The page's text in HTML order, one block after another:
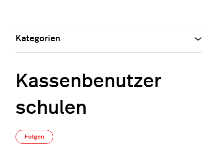
Kassenbenutzer
schulen
Folgen
Kategorien